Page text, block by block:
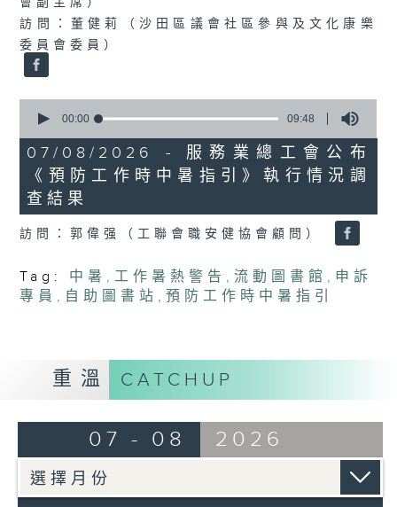
訪問：董健莉（沙田區議會社區參與及文化康樂
委員會委員）
seconds
9
minutes,
48
seconds
00:00 09:48
07/08/2026 - 服務業總工會公布
《預防工作時中暑指引》執行情況調
查結果
訪問：郭偉强（工聯會職安健協會顧問）
Tag: 中暑 ,工作暑熱警告 ,流動圖書館 , 申訴
專員 , 自助圖書站 ,預防工作時中暑指引
重溫 CATCHUP
07 - 08 2026